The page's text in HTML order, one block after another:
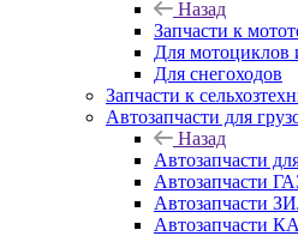
Назад
Запчасти к
Для мотоциклов
Для снегоходов
Запчасти к
Автозапчасти для
Назад
Автозапчасти
Автозапчасти
Автозапчасти
Автозапчасти